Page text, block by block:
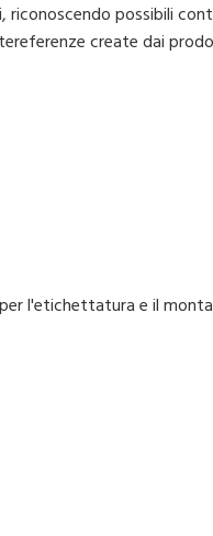
possibili
create dai
l'etichettatura e il